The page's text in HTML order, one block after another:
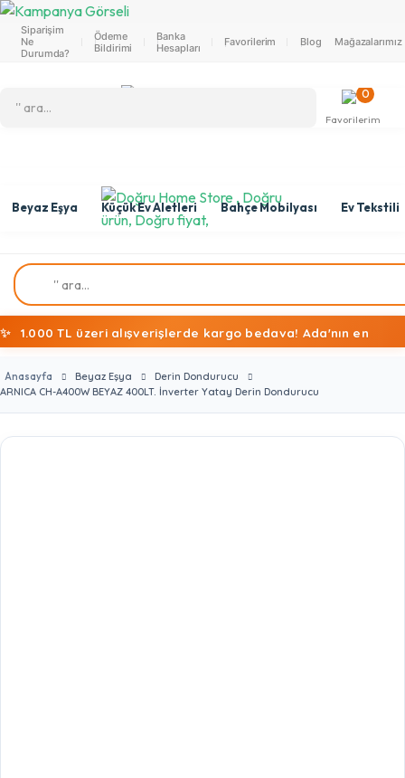
Siparişim
Ne
Durumda?
Ödeme
Bildirimi
Banka
Hesapları
Favorilerim Blog Mağazalarımız
0
Favorilerim
Beyaz Eşya Küçük Ev Aletleri Bahçe Mobilyası Ev Tekstili
✨ 1.000 TL üzeri alışverişlerde kargo bedava! Ada'nın en
Anasayfa Beyaz Eşya
Derin Dondurucu
ARNICA CH-A400W BEYAZ 400LT. İnverter Yatay Derin Dondurucu